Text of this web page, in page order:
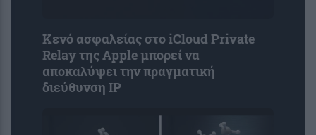
Κενό ασφαλείας στο iCloud Private
Relay της Apple μπορεί να
αποκαλύψει την πραγματική
διεύθυνση IP